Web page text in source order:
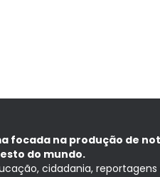
focada na produção de
do mundo.
cidadania,